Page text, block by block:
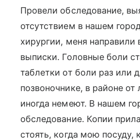
Провели обследование,
отсутствием в нашем
хирургии, меня
выписки. Головные боли
таблетки от боли раз или
позвоночнике, в районе
иногда немеют. В нашем
обследование. Копии
стоять, когда мою посуду,